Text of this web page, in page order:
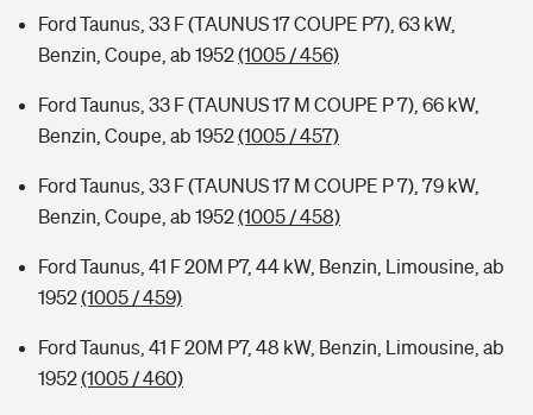
Ford Taunus, 33 F (TAUNUS 17 COUPE P7), 63 kW,
Benzin, Coupe, ab 1952(1005 / 456)
Ford Taunus, 33 F (TAUNUS 17 M COUPE P 7), 66 kW,
Benzin, Coupe, ab 1952(1005 / 457)
Ford Taunus, 33 F (TAUNUS 17 M COUPE P 7), 79 kW,
Benzin, Coupe, ab 1952(1005 / 458)
Ford Taunus, 41 F 20M P7, 44 kW, Benzin, Limousine, ab
1952(1005 / 459)
Ford Taunus, 41 F 20M P7, 48 kW, Benzin, Limousine, ab
1952(1005 / 460)